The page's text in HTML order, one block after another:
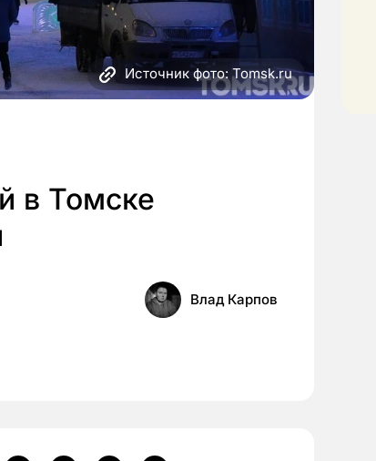
Источник фото: Tomsk.ru
в Томске
Влад Карпов